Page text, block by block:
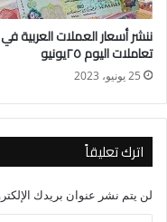
حيث تتراوح آجالها بين أكثر من
ننشر أسعار العملات العربية
تعاملات اليوم ٢٥يونيو
25 يونيو، 2023
اترك تعليقاً
لن يتم نشر عنوان بريدك